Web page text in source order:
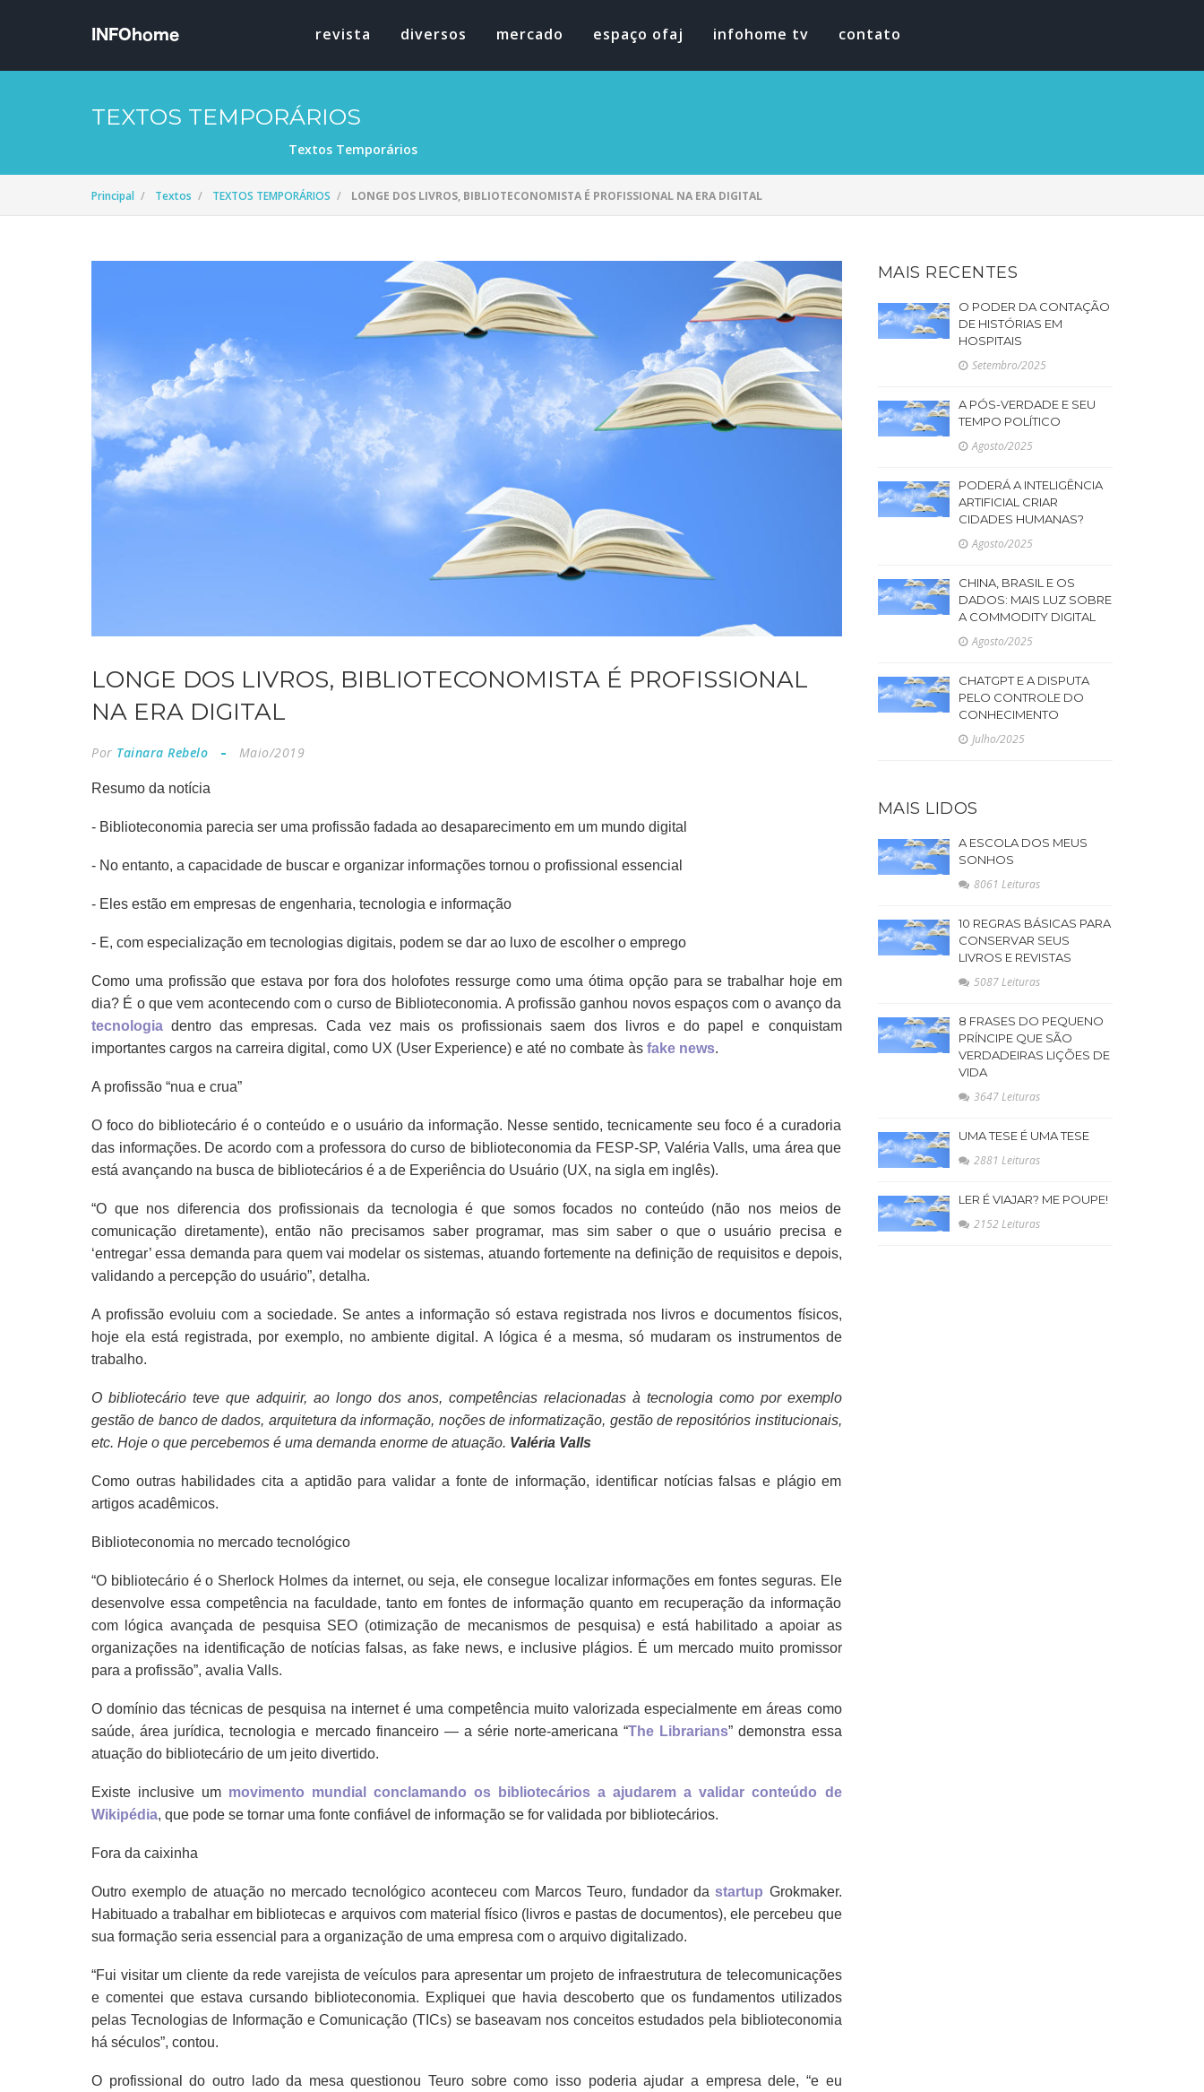
revista diversos mercado espaço ofaj infohome tv contato
TEXTOS TEMPORÁRIOS
Textos Temporários
Principal Textos TEXTOS TEMPORÁRIOS LONGE DOS LIVROS, BIBLIOTECONOMISTA É PROFISSIONAL NA ERA DIGITAL
LONGE DOS LIVROS, BIBLIOTECONOMISTA É PROFISSIONAL
NA ERA DIGITAL
Por Tainara Rebelo Maio/2019
Resumo da notícia
- Biblioteconomia parecia ser uma profissão fadada ao desaparecimento em um mundo digital
- No entanto, a capacidade de buscar e organizar informações tornou o profissional essencial
- Eles estão em empresas de engenharia, tecnologia e informação
- E, com especialização em tecnologias digitais, podem se dar ao luxo de escolher o emprego
Como uma profissão que estava por fora dos holofotes ressurge como uma ótima opção para se trabalhar hoje em
dia? É o que vem acontecendo com o curso de Biblioteconomia. A profissão ganhou novos espaços com o avanço da
tecnologia dentro das empresas. Cada vez mais os profissionais saem dos livros e do papel e conquistam
importantes cargos na carreira digital, como UX (User Experience) e até no combate às fake news.
A profissão “nua e crua”
O foco do bibliotecário é o conteúdo e o usuário da informação. Nesse sentido, tecnicamente seu foco é a curadoria
das informações. De acordo com a professora do curso de biblioteconomia da FESP-SP, Valéria Valls, uma área que
está avançando na busca de bibliotecários é a de Experiência do Usuário (UX, na sigla em inglês).
“O que nos diferencia dos profissionais da tecnologia é que somos focados no conteúdo (não nos meios de
comunicação diretamente), então não precisamos saber programar, mas sim saber o que o usuário precisa e
‘entregar’ essa demanda para quem vai modelar os sistemas, atuando fortemente na definição de requisitos e depois,
validando a percepção do usuário”, detalha.
A profissão evoluiu com a sociedade. Se antes a informação só estava registrada nos livros e documentos físicos,
hoje ela está registrada, por exemplo, no ambiente digital. A lógica é a mesma, só mudaram os instrumentos de
trabalho.
O bibliotecário teve que adquirir, ao longo dos anos, competências relacionadas à tecnologia como por exemplo
gestão de banco de dados, arquitetura da informação, noções de informatização, gestão de repositórios institucionais,
etc. Hoje o que percebemos é uma demanda enorme de atuação. Valéria Valls
Como outras habilidades cita a aptidão para validar a fonte de informação, identificar notícias falsas e plágio em
artigos acadêmicos.
Biblioteconomia no mercado tecnológico
“O bibliotecário é o Sherlock Holmes da internet, ou seja, ele consegue localizar informações em fontes seguras. Ele
desenvolve essa competência na faculdade, tanto em fontes de informação quanto em recuperação da informação
com lógica avançada de pesquisa SEO (otimização de mecanismos de pesquisa) e está habilitado a apoiar as
organizações na identificação de notícias falsas, as fake news, e inclusive plágios. É um mercado muito promissor
para a profissão”, avalia Valls.
O domínio das técnicas de pesquisa na internet é uma competência muito valorizada especialmente em áreas como
saúde, área jurídica, tecnologia e mercado financeiro — a série norte-americana “The Librarians” demonstra essa
atuação do bibliotecário de um jeito divertido.
Existe inclusive um movimento mundial conclamando os bibliotecários a ajudarem a validar conteúdo de
Wikipédia, que pode se tornar uma fonte confiável de informação se for validada por bibliotecários.
Fora da caixinha
Outro exemplo de atuação no mercado tecnológico aconteceu com Marcos Teuro, fundador dastartup Grokmaker.
Habituado a trabalhar em bibliotecas e arquivos com material físico (livros e pastas de documentos), ele percebeu que
sua formação seria essencial para a organização de uma empresa com o arquivo digitalizado.
“Fui visitar um cliente da rede varejista de veículos para apresentar um projeto de infraestrutura de telecomunicações
e comentei que estava cursando biblioteconomia. Expliquei que havia descoberto que os fundamentos utilizados
pelas Tecnologias de Informação e Comunicação (TICs) se baseavam nos conceitos estudados pela biblioteconomia
há séculos”, contou.
O profissional do outro lado da mesa questionou Teuro sobre como isso poderia ajudar a empresa dele, “e eu
MAIS RECENTES
O PODER DA CONTAÇÃO
DE HISTÓRIAS EM
HOSPITAIS
Setembro/2025
A PÓS-VERDADE E SEU
TEMPO POLÍTICO
Agosto/2025
PODERÁ A INTELIGÊNCIA
ARTIFICIAL CRIAR
CIDADES HUMANAS?
Agosto/2025
CHINA, BRASIL E OS
DADOS: MAIS LUZ SOBRE
A COMMODITY DIGITAL
Agosto/2025
CHATGPT E A DISPUTA
PELO CONTROLE DO
CONHECIMENTO
Julho/2025
MAIS LIDOS
A ESCOLA DOS MEUS
SONHOS
8061 Leituras
10 REGRAS BÁSICAS PARA
CONSERVAR SEUS
LIVROS E REVISTAS
5087 Leituras
8 FRASES DO PEQUENO
PRÍNCIPE QUE SÃO
VERDADEIRAS LIÇÕES DE
VIDA
3647 Leituras
UMA TESE É UMA TESE
2881 Leituras
LER É VIAJAR? ME POUPE!
2152 Leituras